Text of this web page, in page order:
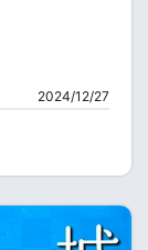
2024/12/27